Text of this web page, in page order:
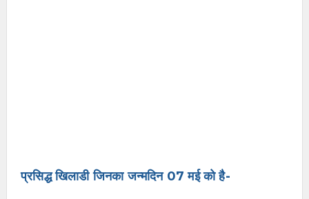
प्रसिद्ध खिलाडी जिनका जन्मदिन 07 मई को है-